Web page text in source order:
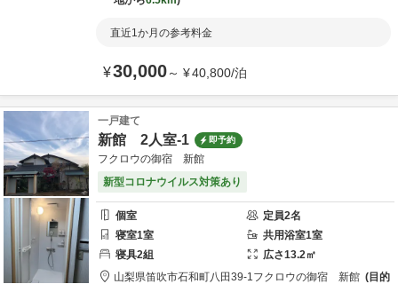
直近1か月の参考料金
¥30,000～ ¥40,800/泊
一戸建て
新館 2人室-1 即予約
フクロウの御宿 新館
新型コロナウイルス対策あり
個室 定員2名
寝室1室 共用浴室1室
寝具2組 広さ13.2㎡
山梨県笛吹市石和町八田39-1フクロウの御宿 新館
目的